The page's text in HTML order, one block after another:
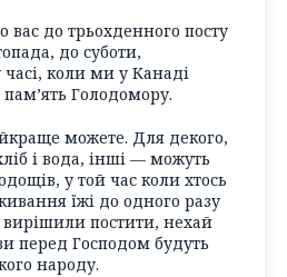
до трьохденного посту
до суботи,
коли ми у Канаді
Голодомору.
можете. Для декого,
і вода, інші — можуть
у той час коли хтось
їжі до одного разу
постити, нехай
перед Господом будуть
народу.